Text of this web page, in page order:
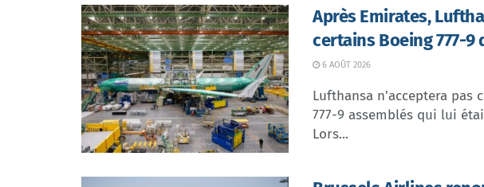
Après Emirates,
certains Boeing 777-9
6 AOÛT 2026
Lufthansa n'acceptera pas
777-9 assemblés qui lui
Lors...